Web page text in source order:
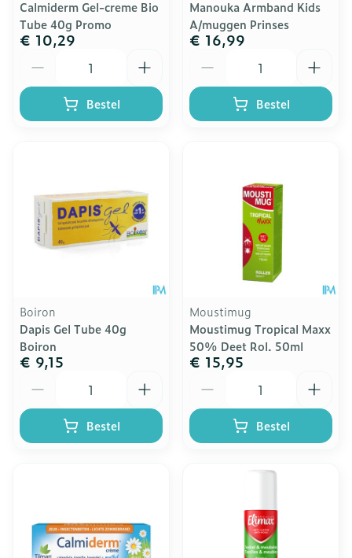
Calmiderm Gel-creme Bio
Tube 40g Promo
€ 10,29
Bestel
Manouka Armband Kids
A/muggen Prinses
€ 16,99
Bestel
Boiron
Dapis Gel Tube 40g
Boiron
€ 9,15
Bestel
Moustimug
Moustimug Tropical Maxx
50% Deet Rol. 50ml
€ 15,95
Bestel